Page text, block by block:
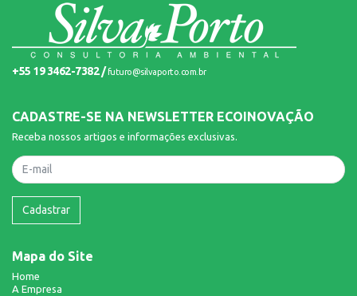
+55 19 3462-7382 /futuro@silvaporto.com.br
CADASTRE-SE NA NEWSLETTER ECOINOVAÇÃO
Receba nossos artigos e informações exclusivas.
Nome
Cadastrar
Mapa do Site
Home
A Empresa